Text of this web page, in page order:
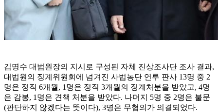
김명수 대법원장의 지시로 구성된 자체 진상조사단 조사 결과,
대법원의 징계위원회에 넘겨진 사법농단 연루 판사 13명 중 2
명은 정직 6개월, 1명은 정직 3개월의 징계처분을 받았고, 4명
은 감봉, 1명은 견책 처분을 받았다. 나머지 5명 중 2명은 불문
(판단하지 않겠다는 뜻이다), 3명은 무혐의가 의결되었다.